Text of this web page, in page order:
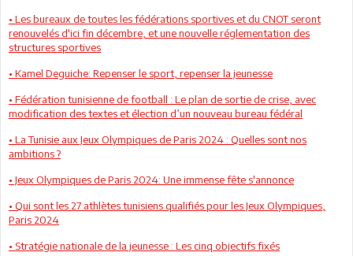
• Les bureaux de toutes les fédérations sportives et du CNOT seront
renouvelés d'ici fin décembre, et une nouvelle réglementation des
structures sportives
• Kamel Deguiche: Repenser le sport, repenser la jeunesse
• Fédération tunisienne de football : Le plan de sortie de crise, avec
modification des textes et élection d’un nouveau bureau fédéral
• La Tunisie aux Jeux Olympiques de Paris 2024 : Quelles sont nos
ambitions ?
• Jeux Olympiques de Paris 2024: Une immense fête s'annonce
• Qui sont les 27 athlètes tunisiens qualifiés pour les Jeux Olympiques,
Paris 2024
• Stratégie nationale de la jeunesse : Les cinq objectifs fixés